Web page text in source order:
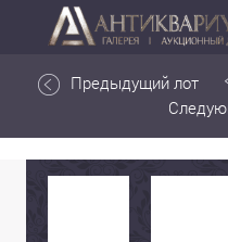
Предыдущий лот